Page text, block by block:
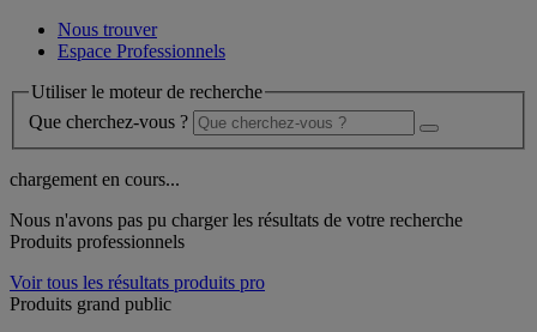
Nous trouver
Espace Professionnels
Utiliser le moteur de recherche
Que cherchez-vous ?
chargement en cours...
Nous n'avons pas pu charger les résultats de votre recherche
Produits professionnels
Voir tous les résultats produits pro
Produits grand public